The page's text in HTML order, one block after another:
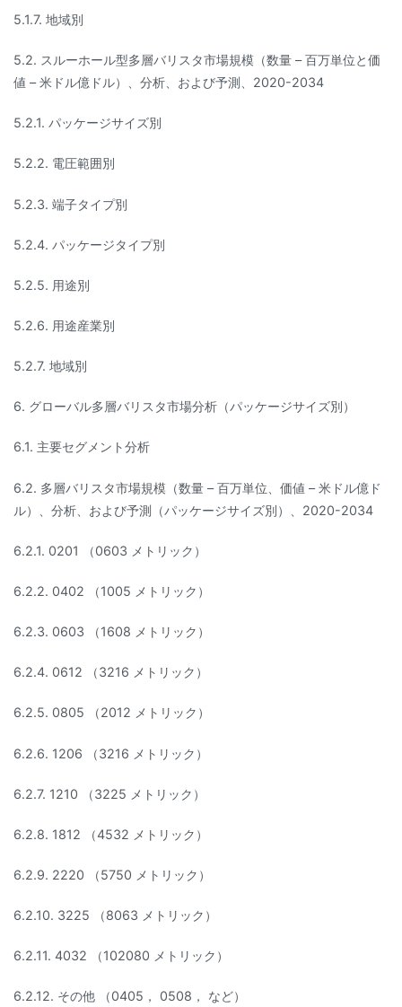
5.1.7. 地域別
5.2. スルーホール型多層バリスタ市場規模（数量 – 百万単位と価
値 – 米ドル億ドル）、分析、および予測、2020-2034
5.2.1. パッケージサイズ別
5.2.2. 電圧範囲別
5.2.3. 端子タイプ別
5.2.4. パッケージタイプ別
5.2.5. 用途別
5.2.6. 用途産業別
5.2.7. 地域別
6. グローバル多層バリスタ市場分析（パッケージサイズ別）
6.1. 主要セグメント分析
6.2. 多層バリスタ市場規模（数量 – 百万単位、価値 – 米ドル億ド
ル）、分析、および予測（パッケージサイズ別）、2020-2034
6.2.1. 0201 （0603 メトリック）
6.2.2. 0402 （1005 メトリック）
6.2.3. 0603 （1608 メトリック）
6.2.4. 0612 （3216 メトリック）
6.2.5. 0805 （2012 メトリック）
6.2.6. 1206 （3216 メトリック）
6.2.7. 1210 （3225 メトリック）
6.2.8. 1812 （4532 メトリック）
6.2.9. 2220 （5750 メトリック）
6.2.10. 3225 （8063 メトリック）
6.2.11. 4032 （102080 メトリック）
6.2.12. その他 （0405， 0508， など）